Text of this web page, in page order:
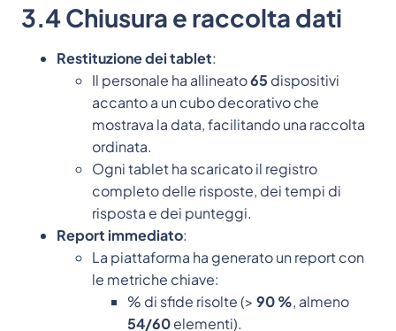
3.4 Chiusura e raccolta dati
Restituzione dei tablet:
Il personale ha allineato65 dispositivi
accanto a un cubo decorativo che
mostrava la data, facilitando una raccolta
ordinata.
Ogni tablet ha scaricato il registro
completo delle risposte, dei tempi di
risposta e dei punteggi.
Report immediato:
La piattaforma ha generato un report con
le metriche chiave:
% di sfide risolte (> 90 %, almeno
54/60elementi).